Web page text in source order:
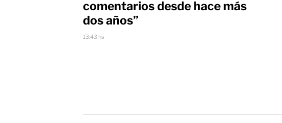
comentarios desde hace más
dos años”
13:43 hs